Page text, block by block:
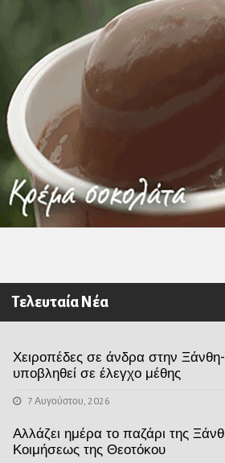
Τελευταία Νέα
Χειροπέδες σε άνδρα στην
υποβληθεί σε έλεγχο μέθης
7 Αυγούστου, 2026
Αλλάζει ημέρα το παζάρι της
Κοιμήσεως της Θεοτόκου